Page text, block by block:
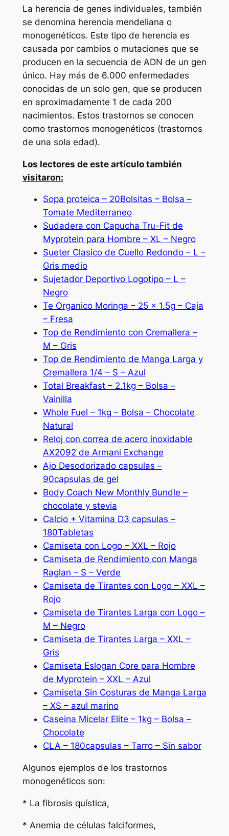
La herencia de genes individuales, también
se denomina herencia mendeliana o
monogenéticos. Este tipo de herencia es
causada por cambios o mutaciones que se
producen en la secuencia de ADN de un gen
único. Hay más de 6.000 enfermedades
conocidas de un solo gen, que se producen
en aproximadamente 1 de cada 200
nacimientos. Estos trastornos se conocen
como trastornos monogenéticos (trastornos
de una sola edad).
Los lectores de este artículo también
visitaron:
Sopa proteica – 20Bolsitas – Bolsa –
Tomate Mediterraneo
Sudadera con Capucha Tru-Fit de
Myprotein para Hombre – XL – Negro
Sueter Clasico de Cuello Redondo – L –
Gris medio
Sujetador Deportivo Logotipo – L –
Negro
Te Organico Moringa – 25 x 1.5g – Caja
– Fresa
Top de Rendimiento con Cremallera –
M – Gris
Top de Rendimiento de Manga Larga y
Cremallera 1/4 – S – Azul
Total Breakfast – 2.1kg – Bolsa –
Vainilla
Whole Fuel – 1kg – Bolsa – Chocolate
Natural
Reloj con correa de acero inoxidable
AX2092 de Armani Exchange
Ajo Desodorizado capsulas –
90capsulas de gel
Body Coach New Monthly Bundle –
chocolate y stevia
Calcio + Vitamina D3 capsulas –
180Tabletas
Camiseta con Logo – XXL – Rojo
Camiseta de Rendimiento con Manga
Raglan – S – Verde
Camiseta de Tirantes con Logo – XXL –
Rojo
Camiseta de Tirantes Larga con Logo –
M – Negro
Camiseta de Tirantes Larga – XXL –
Gris
Camiseta Eslogan Core para Hombre
de Myprotein – XXL – Azul
Camiseta Sin Costuras de Manga Larga
– XS – azul marino
Caseina Micelar Elite – 1kg – Bolsa –
Chocolate
CLA – 180capsulas – Tarro – Sin sabor
Algunos ejemplos de los trastornos
monogenéticos son:
* La fibrosis quística,
* Anemia de células falciformes,